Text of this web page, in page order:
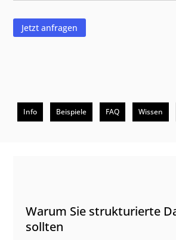
Jetzt anfragen
Info Beispiele FAQ Wissen
Beschreibung
Warum Sie strukturierte
sollten